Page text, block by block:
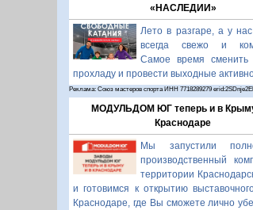
«НАСЛЕДИИ»
Лето в разгаре, а у
всегда свежо и
Самое время сменить
прохладу и провести выходные
Реклама: Союз мастеров спорта ИНН 7718289279
МОДУЛЬДОМ ЮГ теперь и в
Краснодаре
Мы запустили
производственный
территории
и готовимся к открытию
Краснодаре, где Вы сможете лично